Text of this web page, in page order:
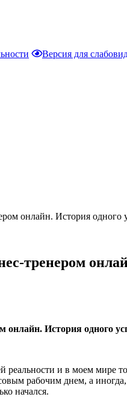
Версия для
онлайн. История одного
тренером
онлайн. История одного
и в моем мире
рабочим днем, а
начался.